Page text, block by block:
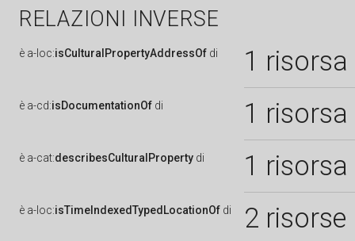
RELAZIONI INVERSE
è a-loc:isCulturalPropertyAddressOf di 1 risorsa
è a-cd:isDocumentationOf di 1 risorsa
è a-cat:describesCulturalProperty di 1 risorsa
è a-loc:isTimeIndexedTypedLocationOf di 2 risorse